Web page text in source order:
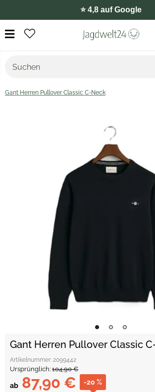
⭐️ 4,8 auf Google
Gant Herren Pullover Classic C-Neck
Gant Herren Pullover Classic
Artikelnummer: 2099442
Ursprünglich: 104,90 €
ab 87,90 € -20 %